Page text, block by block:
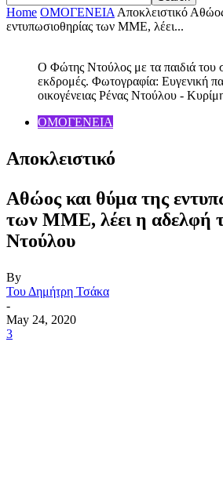
Home ΟΜΟΓΕΝΕΙΑ Αποκλειστικό
εντυπωσιοθηρίας των ΜΜΕ, λέει...
Ο Φώτης Ντούλος με τα παιδιά του
εκδρομές. Φωτογραφία: Ευγενική
οικογένειας Ρένας Ντούλου -
ΟΜΟΓΕΝΕΙΑ
Αποκλειστικό
Αθώος και θύμα της
των ΜΜΕ, λέει η αδελφή
Ντούλου
By
Του Δημήτρη Τσάκα
-
May 24, 2020
3